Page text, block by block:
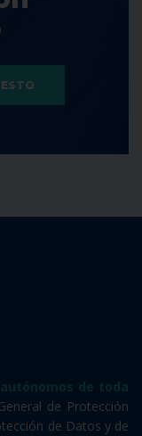
de toda
de Protección
de Datos y de